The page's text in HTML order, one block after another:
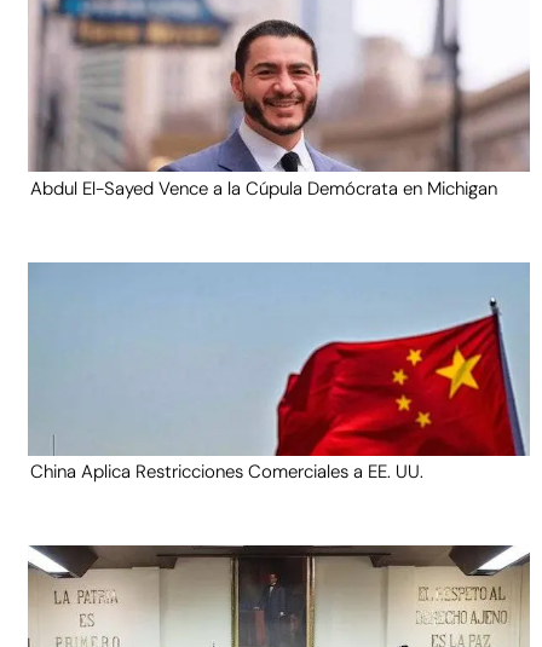
Abdul El-Sayed Vence a la Cúpula Demócrata en Michigan
China Aplica Restricciones Comerciales a EE. UU.